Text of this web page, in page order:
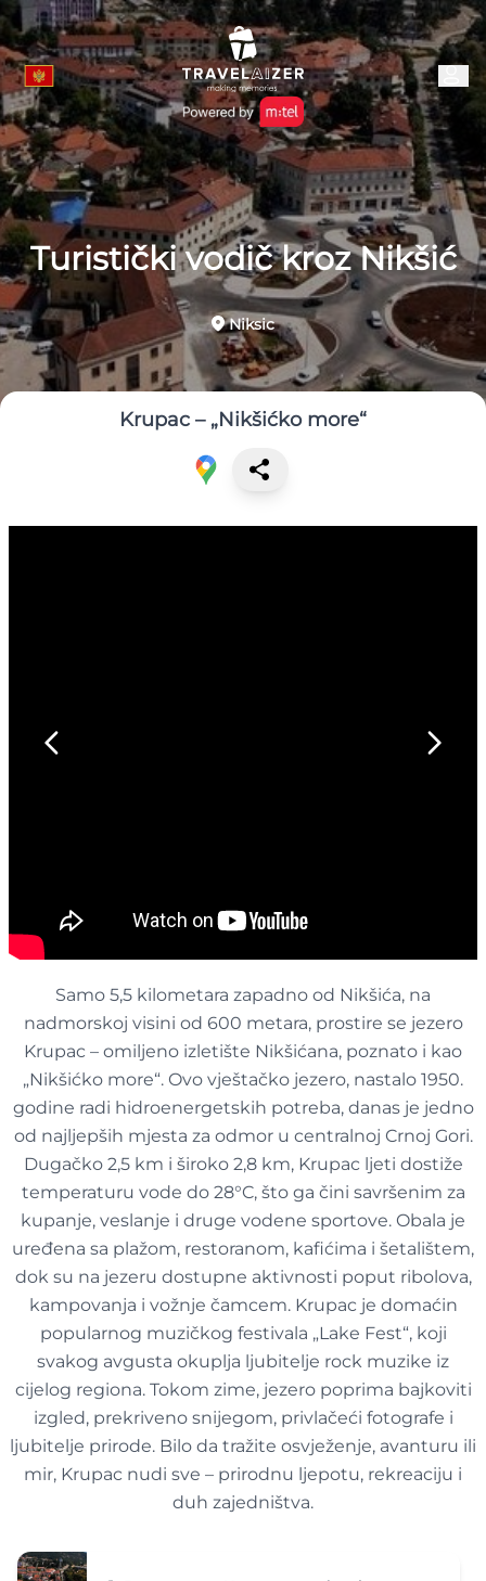
Turistički vodič kroz Nikšić
Niksic
Krupac – „Nikšićko more“
Samo 5,5 kilometara zapadno od Nikšića, na
nadmorskoj visini od 600 metara, prostire se jezero
Krupac – omiljeno izletište Nikšićana, poznato i kao
„Nikšićko more“. Ovo vještačko jezero, nastalo 1950.
godine radi hidroenergetskih potreba, danas je jedno
od najljepših mjesta za odmor u centralnoj Crnoj Gori.
Dugačko 2,5 km i široko 2,8 km, Krupac ljeti dostiže
temperaturu vode do 28°C, što ga čini savršenim za
kupanje, veslanje i druge vodene sportove. Obala je
uređena sa plažom, restoranom, kafićima i šetalištem,
dok su na jezeru dostupne aktivnosti poput ribolova,
kampovanja i vožnje čamcem. Krupac je domaćin
popularnog muzičkog festivala „Lake Fest“, koji
svakog avgusta okuplja ljubitelje rock muzike iz
cijelog regiona. Tokom zime, jezero poprima bajkoviti
izgled, prekriveno snijegom, privlačeći fotografe i
ljubitelje prirode. Bilo da tražite osvježenje, avanturu ili
mir, Krupac nudi sve – prirodnu ljepotu, rekreaciju i
duh zajedništva.